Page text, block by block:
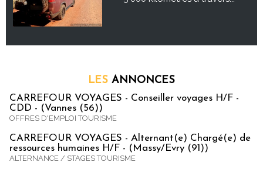
LES ANNONCES
CARREFOUR VOYAGES - Conseiller voyages H/F -
CDD - (Vannes (56))
OFFRES D'EMPLOI TOURISME
CARREFOUR VOYAGES - Alternant(e) Chargé(e) de
ressources humaines H/F - (Massy/Evry (91))
ALTERNANCE / STAGES TOURISME